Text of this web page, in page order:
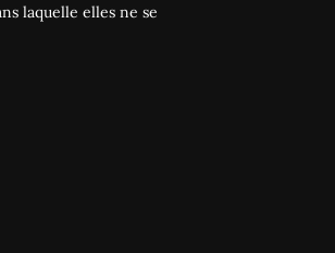
laquelle elles ne se